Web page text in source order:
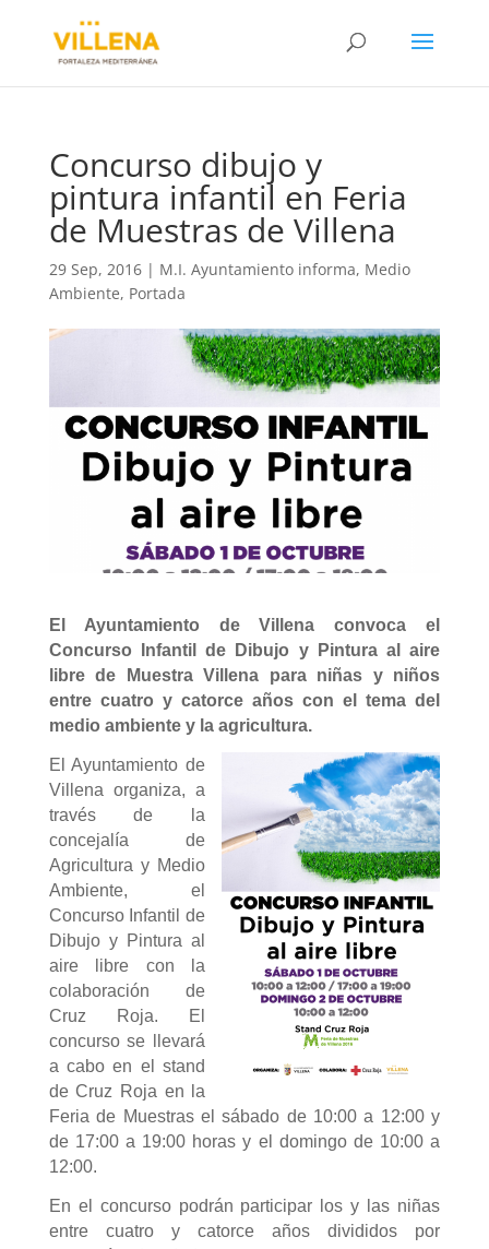
Concurso dibujo y
pintura infantil en Feria
de Muestras de Villena
29 Sep, 2016| M.I. Ayuntamiento informa, Medio
Ambiente, Portada
El Ayuntamiento de Villena convoca el
Concurso Infantil de Dibujo y Pintura al aire
libre de Muestra Villena para niñas y niños
entre cuatro y catorce años con el tema del
medio ambiente y la agricultura.
El Ayuntamiento de
Villena organiza, a
través de la
concejalía de
Agricultura y Medio
Ambiente, el
Concurso Infantil de
Dibujo y Pintura al
aire libre con la
colaboración de
Cruz Roja. El
concurso se llevará
a cabo en el stand
de Cruz Roja en la
Feria de Muestras el sábado de 10:00 a 12:00 y
de 17:00 a 19:00 horas y el domingo de 10:00 a
12:00.
En el concurso podrán participar los y las niñas
entre cuatro y catorce años divididos por